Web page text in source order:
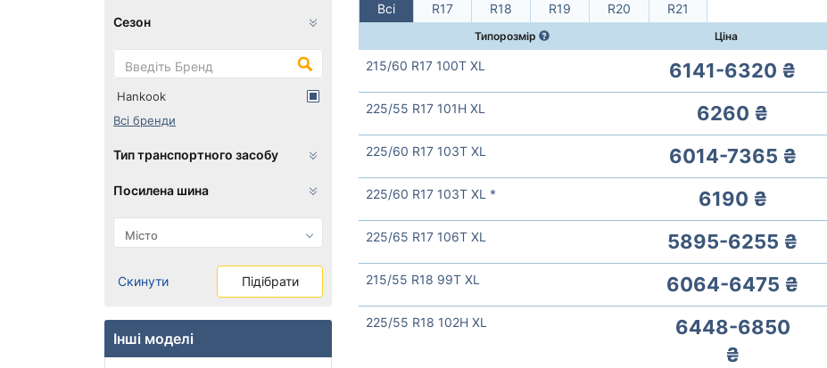
Всі R17 R18 R19 R20 R21
Типорозмір Ціна
215/60 R17 100T XL 6141-6320 ₴
225/55 R17 101H XL 6260 ₴
225/60 R17 103T XL 6014-7365 ₴
225/60 R17 103T XL * 6190 ₴
225/65 R17 106T XL 5895-6255 ₴
215/55 R18 99T XL 6064-6475 ₴
225/55 R18 102H XL
6448-6850
₴
Сезон
Hankook
Всі бренди
Тип транспортного засобу
Посилена шина
Скинути Підібрати
Інші моделі